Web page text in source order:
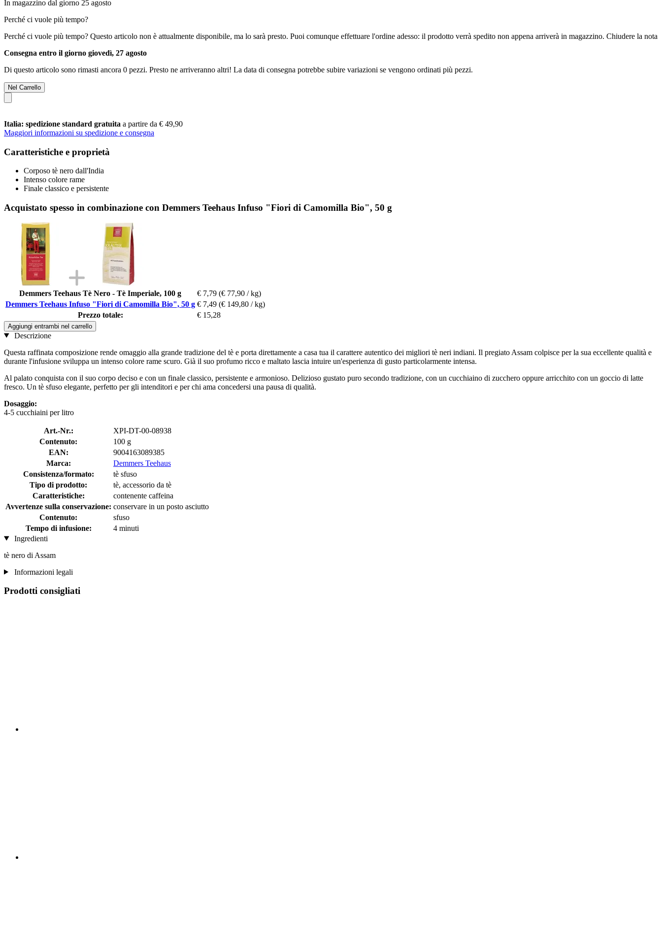
In magazzino dal giorno 25 agosto
Perché ci vuole più tempo?
Perché ci vuole più tempo? Questo articolo non è attualmente disponibile, ma lo sarà presto. Puoi comunque effettuare l'ordine adesso: il prodotto verrà spedito non appena arriverà in magazzino. Chiudere la nota
Consegna entro il giorno giovedì, 27 agosto
Di questo articolo sono rimasti ancora 0 pezzi. Presto ne arriveranno altri! La data di consegna potrebbe subire variazioni se vengono ordinati più pezzi.
Nel Carrello
Italia: spedizione standard gratuita a partire da € 49,90
Maggiori informazioni su spedizione e consegna
Caratteristiche e proprietà
Corposo tè nero dall'India
Intenso colore rame
Finale classico e persistente
Acquistato spesso in combinazione con Demmers Teehaus Infuso "Fiori di Camomilla Bio", 50 g
Demmers Teehaus Tè Nero - Tè Imperiale, 100 g € 7,79 (€ 77,90 / kg)
Demmers Teehaus Infuso "Fiori di Camomilla Bio", 50 g € 7,49 (€ 149,80 / kg)
Prezzo totale:
€ 15,28
Aggiungi entrambi nel carrello
Descrizione
Questa raffinata composizione rende omaggio alla grande tradizione del tè e porta direttamente a casa tua il carattere autentico dei migliori tè neri indiani. Il pregiato Assam colpisce per la sua eccellente qualità e
durante l'infusione sviluppa un intenso colore rame scuro. Già il suo profumo ricco e maltato lascia intuire un'esperienza di gusto particolarmente intensa.
Al palato conquista con il suo corpo deciso e con un finale classico, persistente e armonioso. Delizioso gustato puro secondo tradizione, con un cucchiaino di zucchero oppure arricchito con un goccio di latte
fresco. Un tè sfuso elegante, perfetto per gli intenditori e per chi ama concedersi una pausa di qualità.
Dosaggio:
4-5 cucchiaini per litro
Art.-Nr.:
XPI-DT-00-08938
Contenuto:
100 g
EAN:
9004163089385
Marca:
Demmers Teehaus
Consistenza/formato:
tè sfuso
Tipo di prodotto:
tè, accessorio da tè
Caratteristiche:
contenente caffeina
Avvertenze sulla conservazione: conservare in un posto asciutto
Contenuto:
sfuso
Tempo di infusione:
4 minuti
Ingredienti
tè nero di Assam
Informazioni legali
Prodotti consigliati